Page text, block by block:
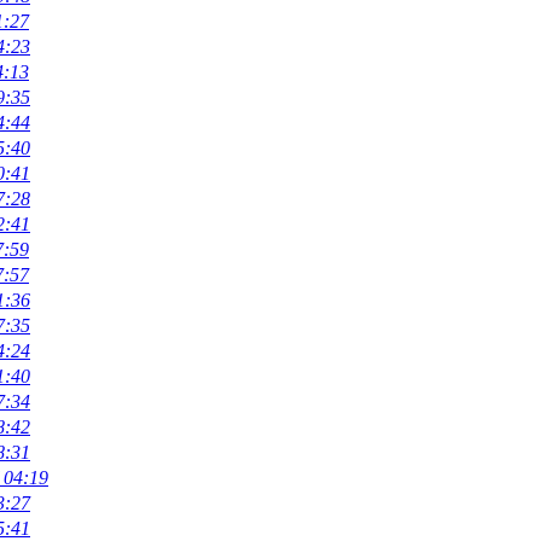
04:19